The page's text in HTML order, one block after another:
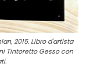
2015. Libro d'artista
Tintoretto Gesso con